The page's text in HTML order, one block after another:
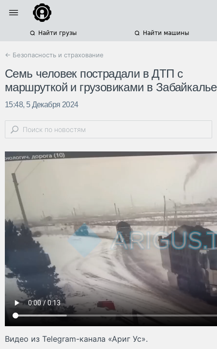
Найти грузы Найти машины
← Безопасность и страхование
Семь человек пострадали в ДТП с
маршруткой и грузовиками в Забайкалье
15:48, 5 Декабря 2024
Видео из Telegram-канала «Ариг Ус».